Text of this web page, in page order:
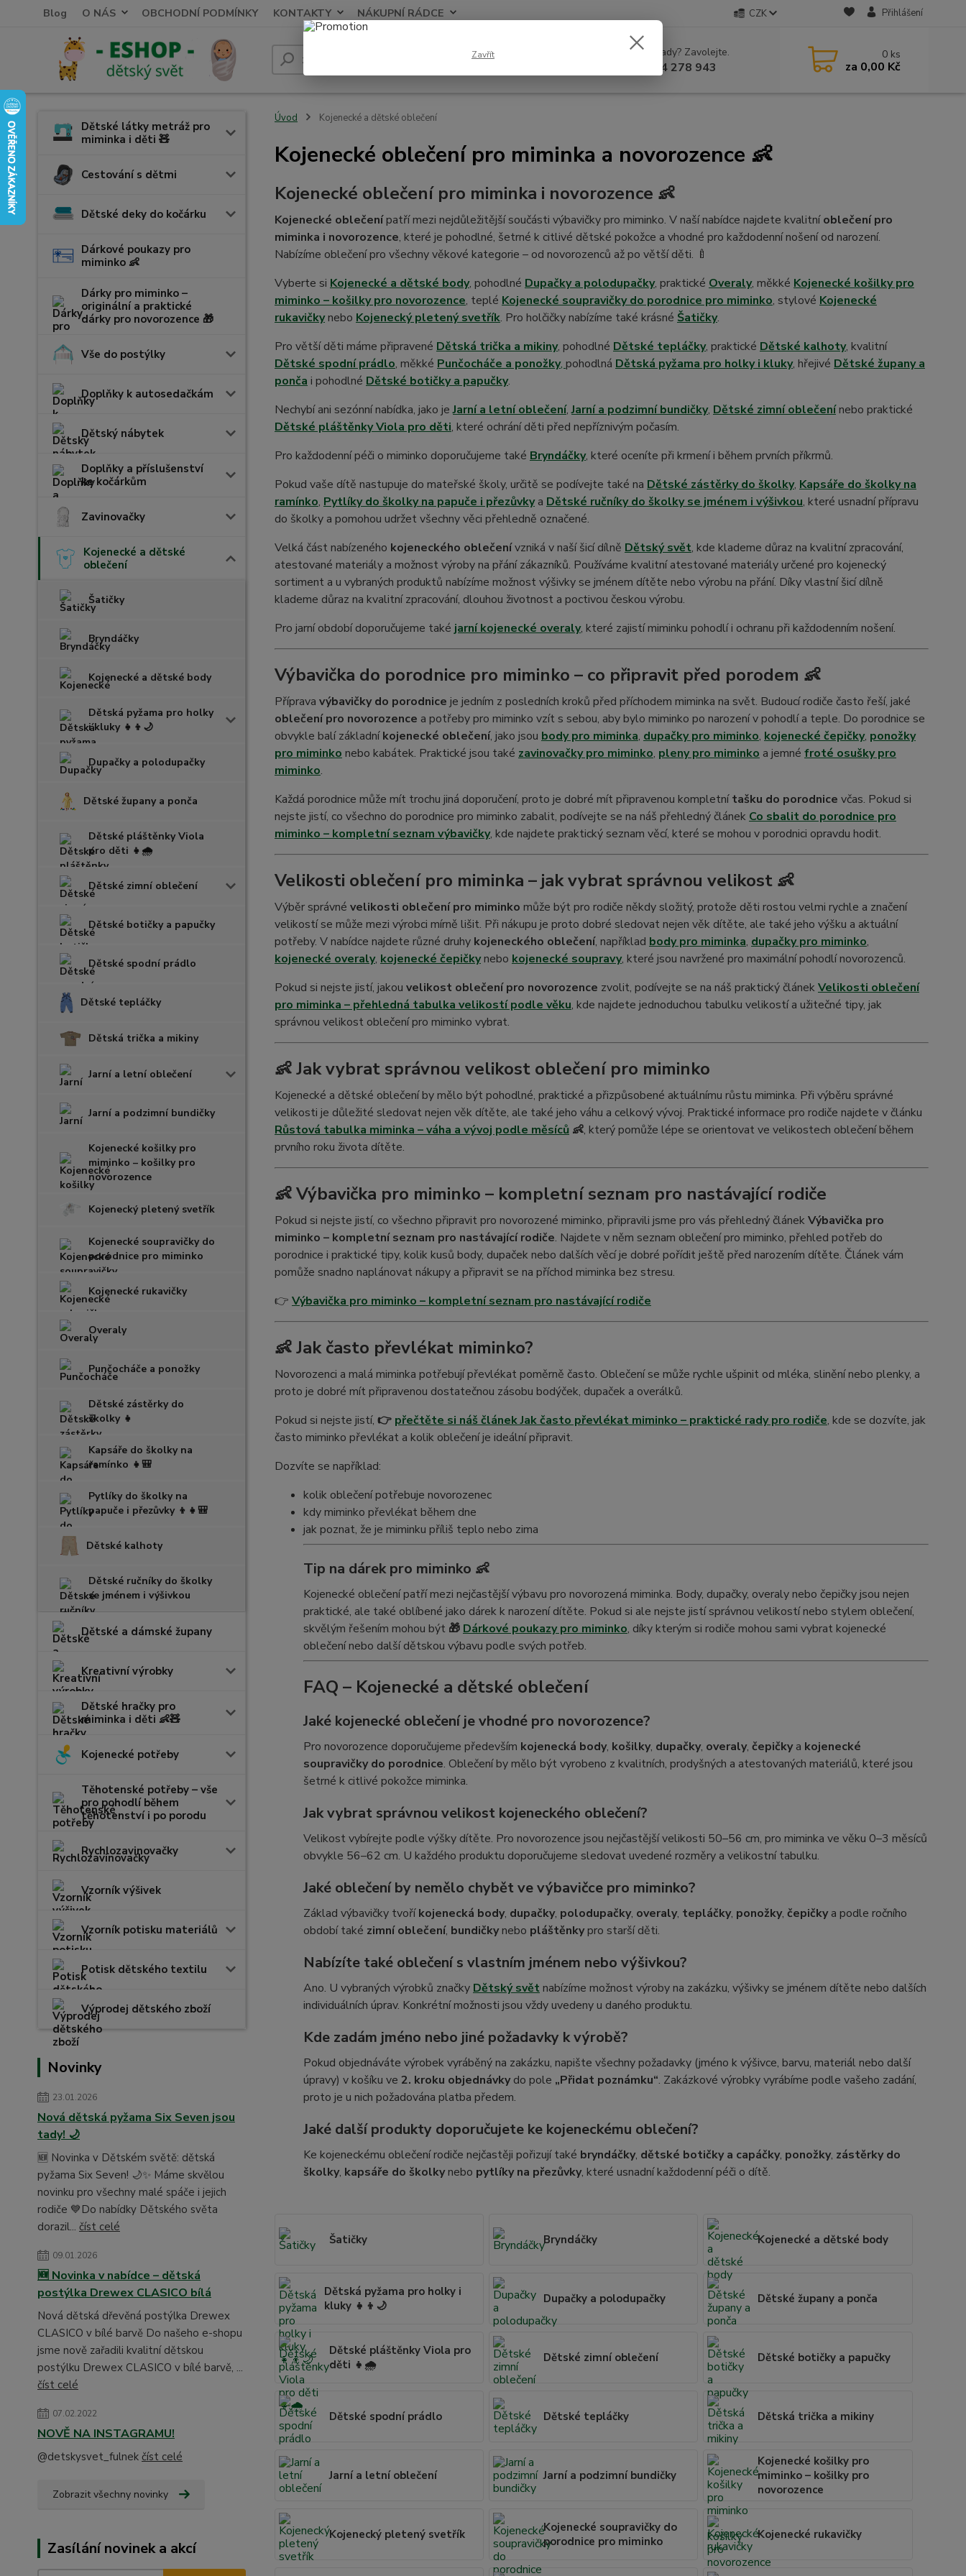
Blog O NÁS OBCHODNÍ PODMÍNKY KONTAKTY NÁKUPNÍ RÁDCE CZK Přihlášení
Hledat Nevíte si rady? Zavolejte.
+420 604 278 943
0 ks
za 0,00 Kč
Dětské látky metráž pro
miminka i děti 🧸
Cestování s dětmi
Dětské deky do kočárku
Dárkové poukazy pro
miminko 👶
Dárky pro miminko –
originální a praktické
dárky pro novorozence 🎁
Vše do postýlky
Doplňky k autosedačkám
Dětský nábytek
Doplňky a příslušenství
ke kočárkům
Zavinovačky
Kojenecké a dětské
oblečení
Šatičky
Bryndáčky
Kojenecké a dětské body
Dětská pyžama pro holky
i kluky 👧👦🌙
Dupačky a polodupačky
Dětské župany a ponča
Dětské pláštěnky Viola
pro děti 👧🌧️
Dětské zimní oblečení
Dětské botičky a papučky
Dětské spodní prádlo
Dětské tepláčky
Dětská trička a mikiny
Jarní a letní oblečení
Jarní a podzimní bundičky
Kojenecké košilky pro
miminko – košilky pro
novorozence
Kojenecký pletený svetřík
Kojenecké soupravičky do
porodnice pro miminko
Kojenecké rukavičky
Overaly
Punčocháče a ponožky
Dětské zástěrky do
školky 👧
Kapsáře do školky na
ramínko 👧🎒
Pytlíky do školky na
papuče i přezůvky 👦👧🎒
Dětské kalhoty
Dětské ručníky do školky
se jménem i výšivkou
Dětské a dámské župany
Kreativní výrobky
Dětské hračky pro
miminka i děti 👶🧸
Kojenecké potřeby
Těhotenské potřeby – vše
pro pohodlí během
těhotenství i po porodu
Rychlozavinovačky
Vzorník výšivek
Vzorník potisku materiálů
Potisk dětského textilu
Výprodej dětského zboží
Novinky
23.01.2026
Nová dětská pyžama Six Seven jsou
tady! 🌙
🆕 Novinka v Dětském světě: dětská
pyžama Six Seven! 🌙✨ Máme skvělou
novinku pro všechny malé spáče i jejich
rodiče 💙Do nabídky Dětského světa
dorazil... číst celé
09.01.2026
🆕 Novinka v nabídce – dětská
postýlka Drewex CLASICO bílá
Nová dětská dřevěná postýlka Drewex
CLASICO v bílé barvě Do našeho e-shopu
jsme nově zařadili kvalitní dětskou
postýlku Drewex CLASICO v bílé barvě, ...
číst celé
07.02.2022
NOVĚ NA INSTAGRAMU!
@detskysvet_fulnek číst celé
Zobrazit všechny novinky
Zasílání novinek a akcí
Úvod Kojenecké a dětské oblečení
Kojenecké oblečení pro miminka a novorozence 👶
Kojenecké oblečení pro miminka i novorozence 👶
Kojenecké oblečenípatří mezi nejdůležitější součásti výbavičky pro miminko. V naší nabídce najdete kvalitníoblečení pro
miminka i novorozence, které je pohodlné, šetrné k citlivé dětské pokožce a vhodné pro každodenní nošení od narození.
Nabízíme oblečení pro všechny věkové kategorie – od novorozenců až po větší děti. 🍼
Vyberte si Kojenecké a dětské body, pohodlné Dupačky a polodupačky, praktické Overaly, měkké Kojenecké košilky pro
miminko – košilky pro novorozence, teplé Kojenecké soupravičky do porodnice pro miminko, stylové Kojenecké
rukavičkynebo Kojenecký pletený svetřík. Pro holčičky nabízíme také krásné Šatičky.
Pro větší děti máme připravené Dětská trička a mikiny, pohodlné Dětské tepláčky, praktické Dětské kalhoty, kvalitní
Dětské spodní prádlo, měkké Punčocháče a ponožky, pohodlná Dětská pyžama pro holky i kluky, hřejivé Dětské župany a
ponča i pohodlné Dětské botičky a papučky.
Nechybí ani sezónní nabídka, jako jeJarní a letní oblečení,Jarní a podzimní bundičky, Dětské zimní oblečenínebo praktické
Dětské pláštěnky Viola pro děti, které ochrání děti před nepříznivým počasím.
Pro každodenní péči o miminko doporučujeme také Bryndáčky, které oceníte při krmení i během prvních příkrmů.
Pokud vaše dítě nastupuje do mateřské školy, určitě se podívejte také na Dětské zástěrky do školky, Kapsáře do školky na
ramínko, Pytlíky do školky na papuče i přezůvkya Dětské ručníky do školky se jménem i výšivkou, které usnadní přípravu
do školky a pomohou udržet všechny věci přehledně označené.
Velká část nabízeného kojeneckého oblečenívzniká v naší šicí dílně Dětský svět, kde klademe důraz na kvalitní zpracování,
atestované materiály a možnost výroby na přání zákazníků. Používáme kvalitní atestované materiály určené pro kojenecký
sortiment a u vybraných produktů nabízíme možnost výšivky se jménem dítěte nebo výrobu na přání. Díky vlastní šicí dílně
klademe důraz na kvalitní zpracování, dlouhou životnost a poctivou českou výrobu.
Pro jarní období doporučujeme také jarní kojenecké overaly, které zajistí miminku pohodlí i ochranu při každodenním nošení.
Výbavička do porodnice pro miminko – co připravit před porodem 👶
Příprava výbavičky do porodnice je jedním z posledních kroků před příchodem miminka na svět. Budoucí rodiče často řeší, jaké
oblečení pro novorozence a potřeby pro miminko vzít s sebou, aby bylo miminko po narození v pohodlí a teple. Do porodnice se
obvykle balí základníkojenecké oblečení, jako jsou body pro miminka, dupačky pro miminko, kojenecké čepičky, ponožky
pro miminko nebo kabátek. Praktické jsou také zavinovačky pro miminko, pleny pro miminko a jemné froté osuškypro
miminko.
Každá porodnice může mít trochu jiná doporučení, proto je dobré mít připravenou kompletnítašku do porodnice včas. Pokud si
nejste jistí, co všechno do porodnice pro miminko zabalit, podívejte se na náš přehledný článek Co sbalit do porodnice pro
miminko – kompletní seznam výbavičky, kde najdete praktický seznam věcí, které se mohou v porodnici opravdu hodit.
Velikosti oblečení pro miminka – jak vybrat správnou velikost 👶
Výběr správné velikosti oblečení pro miminko může být pro rodiče někdy složitý, protože děti rostou velmi rychle a značení
velikostí se může mezi výrobci mírně lišit. Při nákupu je proto dobré sledovat nejen věk dítěte, ale také jeho výšku a aktuální
potřeby. V nabídce najdete různé druhy kojeneckého oblečení, například body pro miminka, dupačky pro miminko,
kojenecké overaly, kojenecké čepičkynebo kojenecké soupravy, které jsou navržené pro maximální pohodlí novorozenců.
Pokud si nejste jistí, jakou velikost oblečení pro novorozence zvolit, podívejte se na náš praktický článek Velikosti oblečení
pro miminka – přehledná tabulka velikostí podle věku, kde najdete jednoduchou tabulku velikostí a užitečné tipy, jak
správnou velikost oblečení pro miminko vybrat.
👶 Jak vybrat správnou velikost oblečení pro miminko
Kojenecké a dětské oblečení by mělo být pohodlné, praktické a přizpůsobené aktuálnímu růstu miminka. Při výběru správné
velikosti je důležité sledovat nejen věk dítěte, ale také jeho váhu a celkový vývoj. Praktické informace pro rodiče najdete v článku
Růstová tabulka miminka – váha a vývoj podle měsíců👶, který pomůže lépe se orientovat ve velikostech oblečení během
prvního roku života dítěte.
👶 Výbavička pro miminko – kompletní seznam pro nastávající rodiče
Pokud si nejste jistí, co všechno připravit pro novorozené miminko, připravili jsme pro vás přehledný článek Výbavička pro
miminko – kompletní seznam pro nastávající rodiče. Najdete v něm seznam oblečení pro miminko, přehled potřeb do
porodnice i praktické tipy, kolik kusů body, dupaček nebo dalších věcí je dobré pořídit ještě před narozením dítěte. Článek vám
pomůže snadno naplánovat nákupy a připravit se na příchod miminka bez stresu.
👉 Výbavička pro miminko – kompletní seznam pro nastávající rodiče
👶 Jak často převlékat miminko?
Novorozenci a malá miminka potřebují převlékat poměrně často. Oblečení se může rychle ušpinit od mléka, slinění nebo plenky, a
proto je dobré mít připravenou dostatečnou zásobu bodýček, dupaček a overálků.
Pokud si nejste jistí, 👉 přečtěte si náš článek Jak často převlékat miminko – praktické rady pro rodiče, kde se dozvíte, jak
často miminko převlékat a kolik oblečení je ideální připravit.
Dozvíte se například:
kolik oblečení potřebuje novorozenec
kdy miminko převlékat během dne
jak poznat, že je miminku příliš teplo nebo zima
Tip na dárek pro miminko 👶
Kojenecké oblečení patří mezi nejčastější výbavu pro novorozená miminka. Body, dupačky, overaly nebo čepičky jsou nejen
praktické, ale také oblíbené jako dárek k narození dítěte. Pokud si ale nejste jistí správnou velikostí nebo stylem oblečení,
skvělým řešením mohou být 🎁 Dárkové poukazy pro miminko, díky kterým si rodiče mohou sami vybrat kojenecké
oblečení nebo další dětskou výbavu podle svých potřeb.
FAQ – Kojenecké a dětské oblečení
Jaké kojenecké oblečení je vhodné pro novorozence?
Pro novorozence doporučujeme především kojenecká body, košilky, dupačky, overaly, čepičkya kojenecké
soupravičky do porodnice. Oblečení by mělo být vyrobeno z kvalitních, prodyšných a atestovaných materiálů, které jsou
šetrné k citlivé pokožce miminka.
Jak vybrat správnou velikost kojeneckého oblečení?
Velikost vybírejte podle výšky dítěte. Pro novorozence jsou nejčastější velikosti 50–56 cm, pro miminka ve věku 0–3 měsíců
obvykle 56–62 cm. U každého produktu doporučujeme sledovat uvedené rozměry a velikostní tabulku.
Jaké oblečení by nemělo chybět ve výbavičce pro miminko?
Základ výbavičky tvoříkojenecká body, dupačky, polodupačky, overaly, tepláčky, ponožky, čepičkya podle ročního
období také zimní oblečení, bundičkynebo pláštěnkypro starší děti.
Nabízíte také oblečení s vlastním jménem nebo výšivkou?
Ano. U vybraných výrobků značky Dětský svět nabízíme možnost výroby na zakázku, výšivky se jménem dítěte nebo dalších
individuálních úprav. Konkrétní možnosti jsou vždy uvedeny u daného produktu.
Kde zadám jméno nebo jiné požadavky k výrobě?
Pokud objednáváte výrobek vyráběný na zakázku, napište všechny požadavky (jméno k výšivce, barvu, materiál nebo další
úpravy) v košíku ve 2. kroku objednávkydo pole „Přidat poznámku“. Zakázkové výrobky vyrábíme podle vašeho zadání,
proto je u nich požadována platba předem.
Jaké další produkty doporučujete ke kojeneckému oblečení?
Ke kojeneckému oblečení rodiče nejčastěji pořizují také bryndáčky, dětské botičky a capáčky, ponožky, zástěrky do
školky, kapsáře do školkynebo pytlíky na přezůvky, které usnadní každodenní péči o dítě.
Šatičky Bryndáčky Kojenecké a dětské body
Dětská pyžama pro holky i
kluky 👧👦🌙
Dupačky a polodupačky Dětské župany a ponča
Dětské pláštěnky Viola pro
děti 👧🌧️
Dětské zimní oblečení Dětské botičky a papučky
Dětské spodní prádlo Dětské tepláčky Dětská trička a mikiny
Jarní a letní oblečení Jarní a podzimní bundičky
Kojenecké košilky pro
miminko – košilky pro
novorozence
Kojenecký pletený svetřík
Kojenecké soupravičky do
porodnice pro miminko
Kojenecké rukavičky
Zavřít